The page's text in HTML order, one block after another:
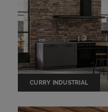
CURRY INDUSTRIAL